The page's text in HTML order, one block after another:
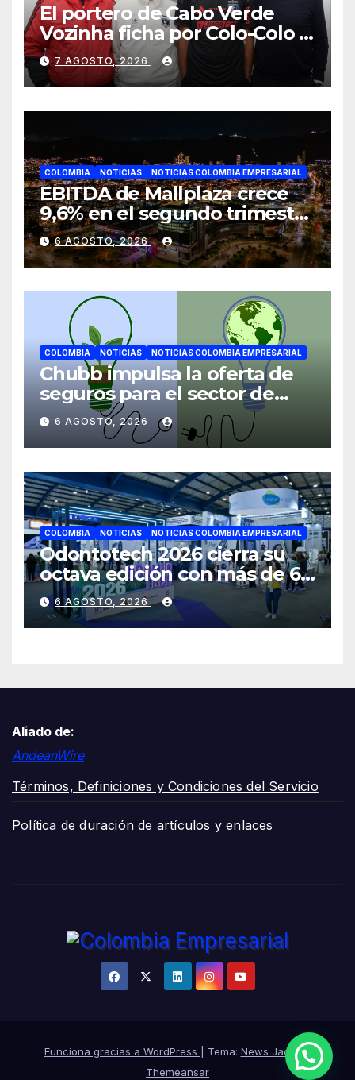
El portero de Cabo Verde
Vozinha ficha por Colo-Colo y
JETOUR respalda su nueva
etapa
7 AGOSTO, 2026
COLOMBIA NOTICIAS NOTICIAS COLOMBIA EMPRESARIAL
EBITDA de Mallplaza crece
9,6% en el segundo trimestre
mientras avanza en su plan
de crecimiento en Colombia
6 AGOSTO, 2026
COLOMBIA NOTICIAS NOTICIAS COLOMBIA EMPRESARIAL
Chubb impulsa la oferta de
seguros para el sector de
energías renovables en
América Latina
6 AGOSTO, 2026
COLOMBIA NOTICIAS NOTICIAS COLOMBIA EMPRESARIAL
Odontotech 2026 cierra su
octava edición con más de 6
mil visitantes
6 AGOSTO, 2026
Aliado de:
AndeanWire
Términos, Definiciones y Condiciones del Servicio
Política de duración de artículos y enlaces
Funciona gracias a WordPress Tema: News Jackde
Themeansar